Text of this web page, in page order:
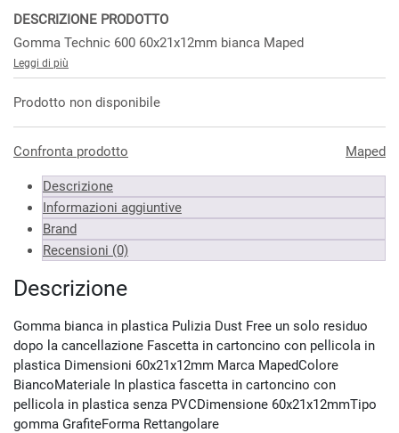
DESCRIZIONE PRODOTTO
Gomma Technic 600 60x21x12mm bianca Maped
Leggi di più
Prodotto non disponibile
Confronta prodotto Maped
Descrizione
Informazioni aggiuntive
Brand
Recensioni (0)
Descrizione
Gomma bianca in plastica Pulizia Dust Free un solo residuo
dopo la cancellazione Fascetta in cartoncino con pellicola in
plastica Dimensioni 60x21x12mm Marca MapedColore
BiancoMateriale In plastica fascetta in cartoncino con
pellicola in plastica senza PVCDimensione 60x21x12mmTipo
gomma GrafiteForma Rettangolare